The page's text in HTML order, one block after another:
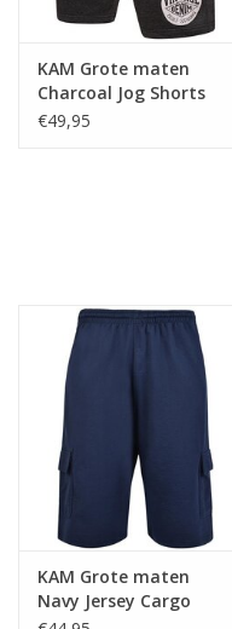
KAM Grote maten
Charcoal Jog Shorts
€49,95
KAM Grote maten
Navy Jersey Cargo